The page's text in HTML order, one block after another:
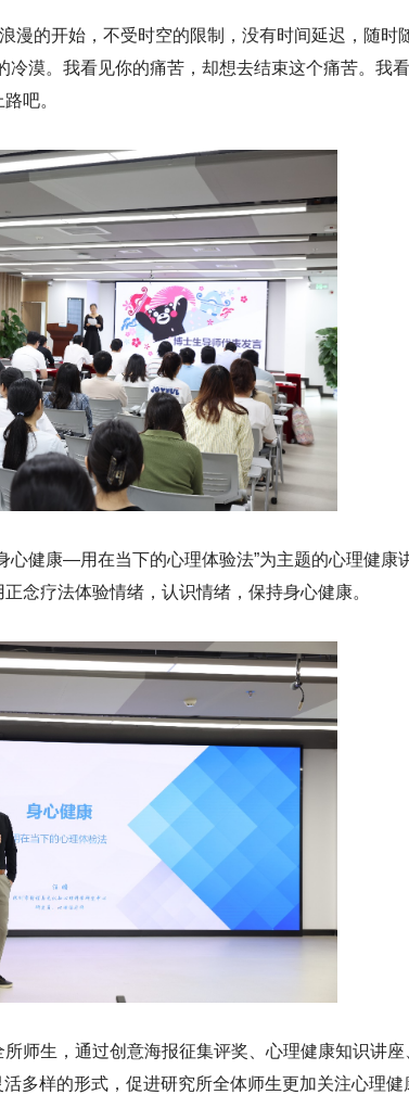
漫的开始，不受时空的限制，没有时间延迟，随
漠。我看见你的痛苦，却想去结束这个痛苦。我
吧。
健康—用在当下的心理体验法”为主题的心理健康
念疗法体验情绪，认识情绪，保持身心健康。
生，通过创意海报征集评奖、心理健康知识讲座
多样的形式，促进研究所全体师生更加关注心理